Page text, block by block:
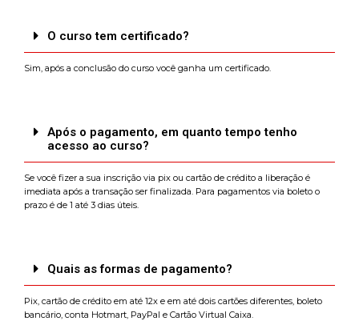
O curso tem certificado?
Sim, após a conclusão do curso você ganha um certificado.
Após o pagamento, em quanto tempo tenho
acesso ao curso?
Se você fizer a sua inscrição via pix ou cartão de crédito a liberação é
imediata após a transação ser finalizada. Para pagamentos via boleto o
prazo é de 1 até 3 dias úteis.
Quais as formas de pagamento?
Pix, cartão de crédito em até 12x e em até dois cartões diferentes, boleto
bancário, conta Hotmart, PayPal e Cartão Virtual Caixa.